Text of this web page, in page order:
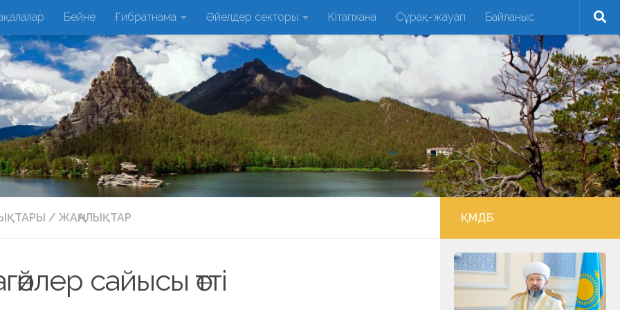
Бейне Ғибратнама Әйелдер секторы Кітапхана Сұрақ-жауап Байланыс
/ ЖАҢАЛЫҚТАР
сайысы өтті
ҚМДБ